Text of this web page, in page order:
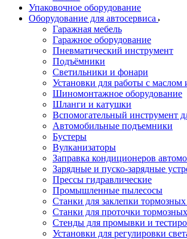
Упаковочное оборудование
Оборудование для автосервиса
Гаражная мебель
Гаражное оборудование
Пневматический инструмент
Подъёмники
Светильники и фонари
Установки для работы с маслом
Шиномонтажное оборудование
Шланги и катушки
Вспомогательный инструмент
Автомобильные подъемники
Бустеры
Вулканизаторы
Заправка кондиционеров
Зарядные и пуско-зарядные
Прессы гидравлические
Промышленные пылесосы
Станки для заклепки
Станки для проточки
Стенды для промывки и
Установки для регулировки